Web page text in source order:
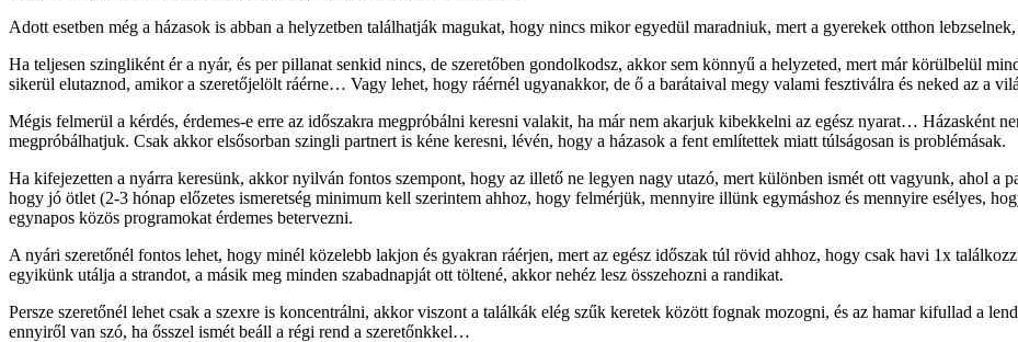
Adott esetben még a házasok is abban a helyzetben találhatják magukat, hogy nincs mikor egyedül maradniuk, mert a gyerekek otthon
Ha teljesen szingliként ér a nyár, és per pillanat senkid nincs, de szeretőben gondolkodsz, akkor sem könnyű a helyzeted, mert már körülbelül
sikerül elutaznod, amikor a szeretőjelölt ráérne… Vagy lehet, hogy ráérnél ugyanakkor, de ő a barátaival megy valami fesztiválra és neked az a
Mégis felmerül a kérdés, érdemes-e erre az időszakra megpróbálni keresni valakit, ha már nem akarjuk kibekkelni az egész nyarat… Házasként
megpróbálhatjuk. Csak akkor elsősorban szingli partnert is kéne keresni, lévén, hogy a házasok a fent említettek miatt túlságosan is problémásak.
Ha kifejezetten a nyárra keresünk, akkor nyilván fontos szempont, hogy az illető ne legyen nagy utazó, mert különben ismét ott vagyunk, ahol a
hogy jó ötlet (2-3 hónap előzetes ismeretség minimum kell szerintem ahhoz, hogy felmérjük, mennyire illünk egymáshoz és mennyire esélyes,
egynapos közös programokat érdemes betervezni.
A nyári szeretőnél fontos lehet, hogy minél közelebb lakjon és gyakran ráérjen, mert az egész időszak túl rövid ahhoz, hogy csak havi 1x
egyikünk utálja a strandot, a másik meg minden szabadnapját ott töltené, akkor nehéz lesz összehozni a randikat.
Persze szeretőnél lehet csak a szexre is koncentrálni, akkor viszont a találkák elég szűk keretek között fognak mozogni, és az hamar kifullad a
ennyiről van szó, ha ősszel ismét beáll a régi rend a szeretőnkkel…